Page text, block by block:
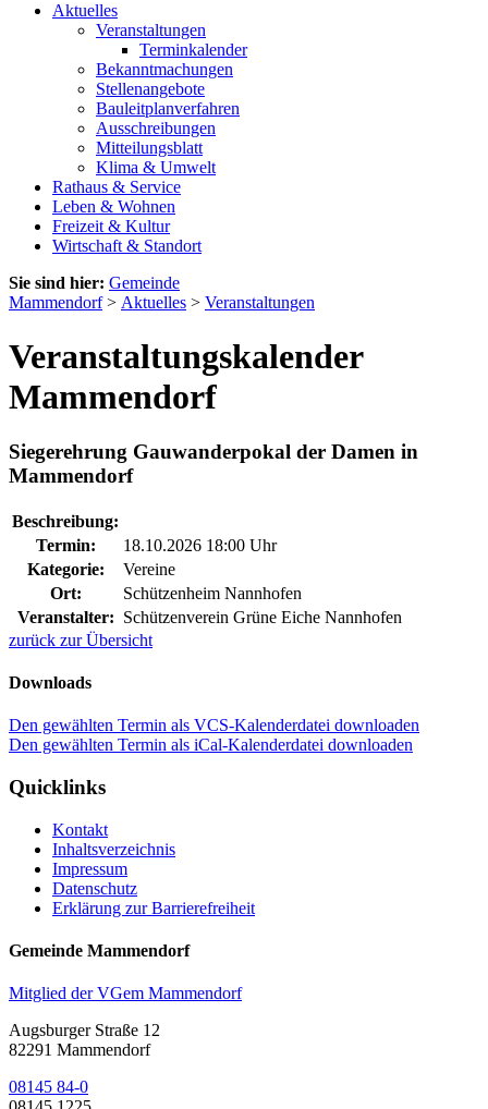
Aktuelles
Veranstaltungen
Terminkalender
Bekanntmachungen
Stellenangebote
Bauleitplanverfahren
Ausschreibungen
Mitteilungsblatt
Klima & Umwelt
Rathaus & Service
Leben & Wohnen
Freizeit & Kultur
Wirtschaft & Standort
Sie sind hier: Gemeinde
Mammendorf> Aktuelles > Veranstaltungen
Veranstaltungskalender
Mammendorf
Siegerehrung Gauwanderpokal der Damen in
Mammendorf
Beschreibung:
Termin:
18.10.2026 18:00 Uhr
Kategorie:
Vereine
Ort:
Schützenheim Nannhofen
Veranstalter: Schützenverein Grüne Eiche Nannhofen
zurück zur Übersicht
Downloads
Den gewählten Termin als VCS-Kalenderdatei downloaden
Den gewählten Termin als iCal-Kalenderdatei downloaden
Quicklinks
Kontakt
Inhaltsverzeichnis
Impressum
Datenschutz
Erklärung zur Barrierefreiheit
Gemeinde Mammendorf
Mitglied der VGem Mammendorf
Augsburger Straße 12
82291 Mammendorf
08145 84-0